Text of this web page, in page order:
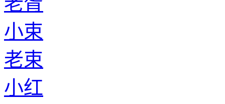
小束
老束
小红